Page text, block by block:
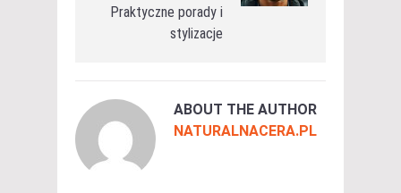
Praktyczne porady i
stylizacje
ABOUT THE AUTHOR
NATURALNACERA.PL